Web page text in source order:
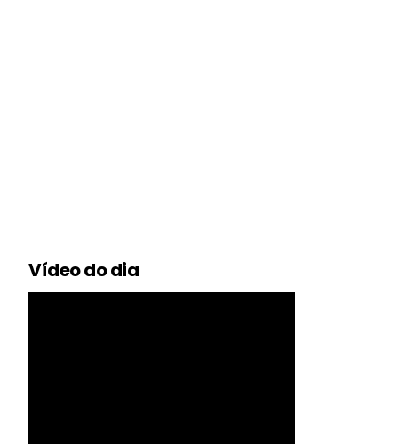
Vídeo do dia